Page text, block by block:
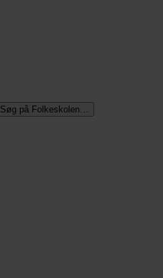
Søg på Folkeskolen…